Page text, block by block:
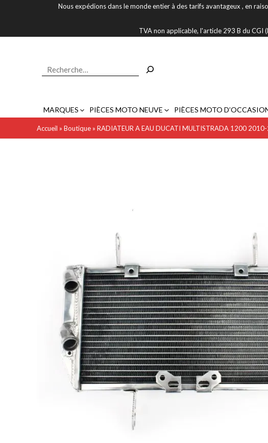
Nous expédions dans le monde entier à des tarifs avantageux , en
TVA non applicable, l'article 293 B du CGI
MARQUES PIÈCES MOTO NEUVE PIÈCES MOTO
Accueil » Boutique » RADIATEUR A EAU DUCATI MULTISTRADA 1200